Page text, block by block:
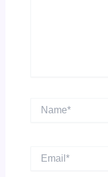
Name*